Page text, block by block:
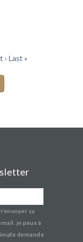
› Last »
sa
je peux à
demande